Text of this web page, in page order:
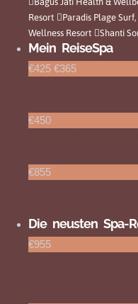
Resort Paradis Plage
Wellness Resort Shanti
Mein ReiseSpa
€425 €365
€450
€855
Die neusten Spa-
€955